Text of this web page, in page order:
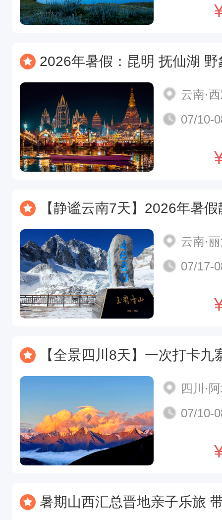
2026年暑假：昆明 抚仙湖 野象谷 原始森林公
云南·
07/10-
【静谧云南7天】2026年暑假静谧香巴拉 云南大
云南·
07/17-
【全景四川8天】一次打卡九寨+黄龙+四姑娘山+若尔盖+萌
四川·
07/10-
暑期山西汇总晋地亲子乐旅 ‍带娃探三晋边玩边成长 ！！